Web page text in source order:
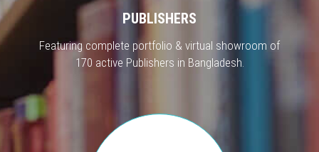
PUBLISHERS
Featuring complete portfolio & virtual showroom of
170 active Publishers in Bangladesh.